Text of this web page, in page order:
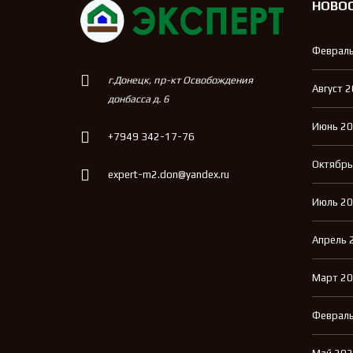
г.Донецк, пр-кт Освобождения
донбасса д. 6
+7949 342-17-76
expert-m2.don@yandex.ru
Август
Июнь
Июль
Апрель
Март